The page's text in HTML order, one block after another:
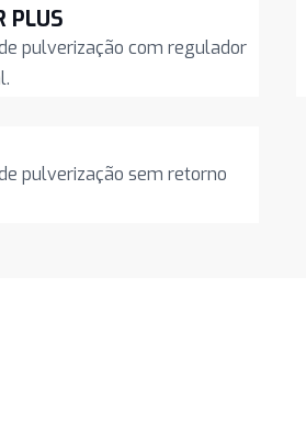
PLUS
pulverização com regulador
pulverização sem retorno